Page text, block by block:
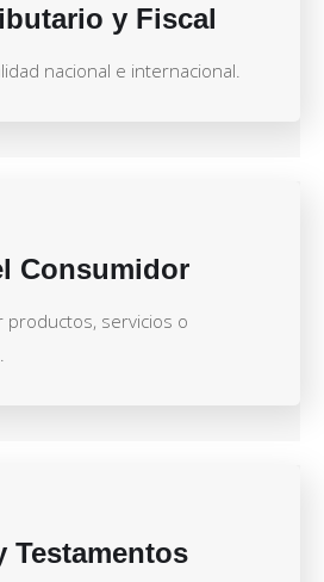
y Fiscal
nacional e internacional.
Consumidor
productos, servicios o
Testamentos